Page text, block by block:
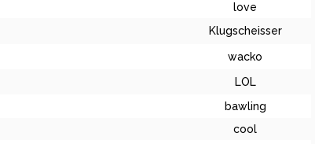
love
Klugscheisser
wacko
LOL
bawling
cool